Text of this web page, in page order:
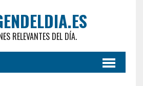
RELEVANTES DEL DÍA.